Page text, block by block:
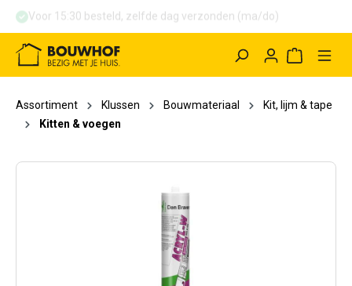
Voor 15:30 besteld, zelfde dag verzonden (ma/do)
Assortiment Klussen Bouwmateriaal
Kit, lijm & tape
Kitten & voegen